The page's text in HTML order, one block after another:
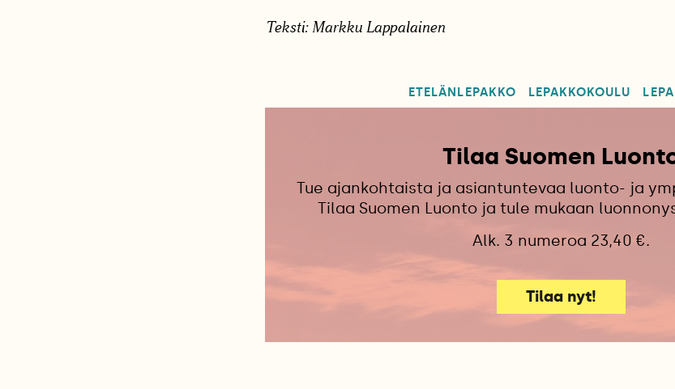
Teksti: Markku Lappalainen
ETELÄNLEPAKKO LEPAKKOKOULU
Tilaa Suomen
Tue ajankohtaista ja asiantuntevaa luonto- ja
Tilaa Suomen Luonto ja tule mukaan
Alk. 3 numeroa 23,40 €.
Tilaa nyt!